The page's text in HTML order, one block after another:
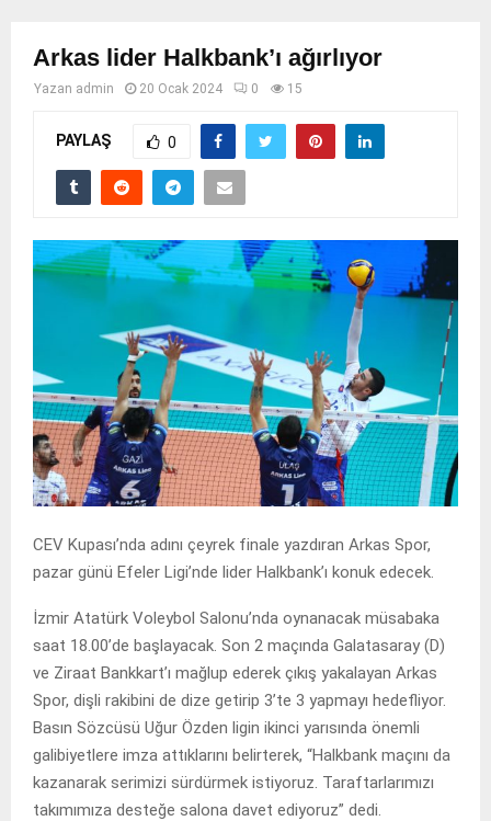
Arkas lider Halkbank’ı ağırlıyor
Yazan admin 20 Ocak 2024 0 15
PAYLAŞ 0
CEV Kupası’nda adını çeyrek finale yazdıran Arkas Spor,
pazar günü Efeler Ligi’nde lider Halkbank’ı konuk edecek.
İzmir Atatürk Voleybol Salonu’nda oynanacak müsabaka
saat 18.00’de başlayacak. Son 2 maçında Galatasaray (D)
ve Ziraat Bankkart’ı mağlup ederek çıkış yakalayan Arkas
Spor, dişli rakibini de dize getirip 3’te 3 yapmayı hedefliyor.
Basın Sözcüsü Uğur Özden ligin ikinci yarısında önemli
galibiyetlere imza attıklarını belirterek, “Halkbank maçını da
kazanarak serimizi sürdürmek istiyoruz. Taraftarlarımızı
takımımıza desteğe salona davet ediyoruz” dedi.